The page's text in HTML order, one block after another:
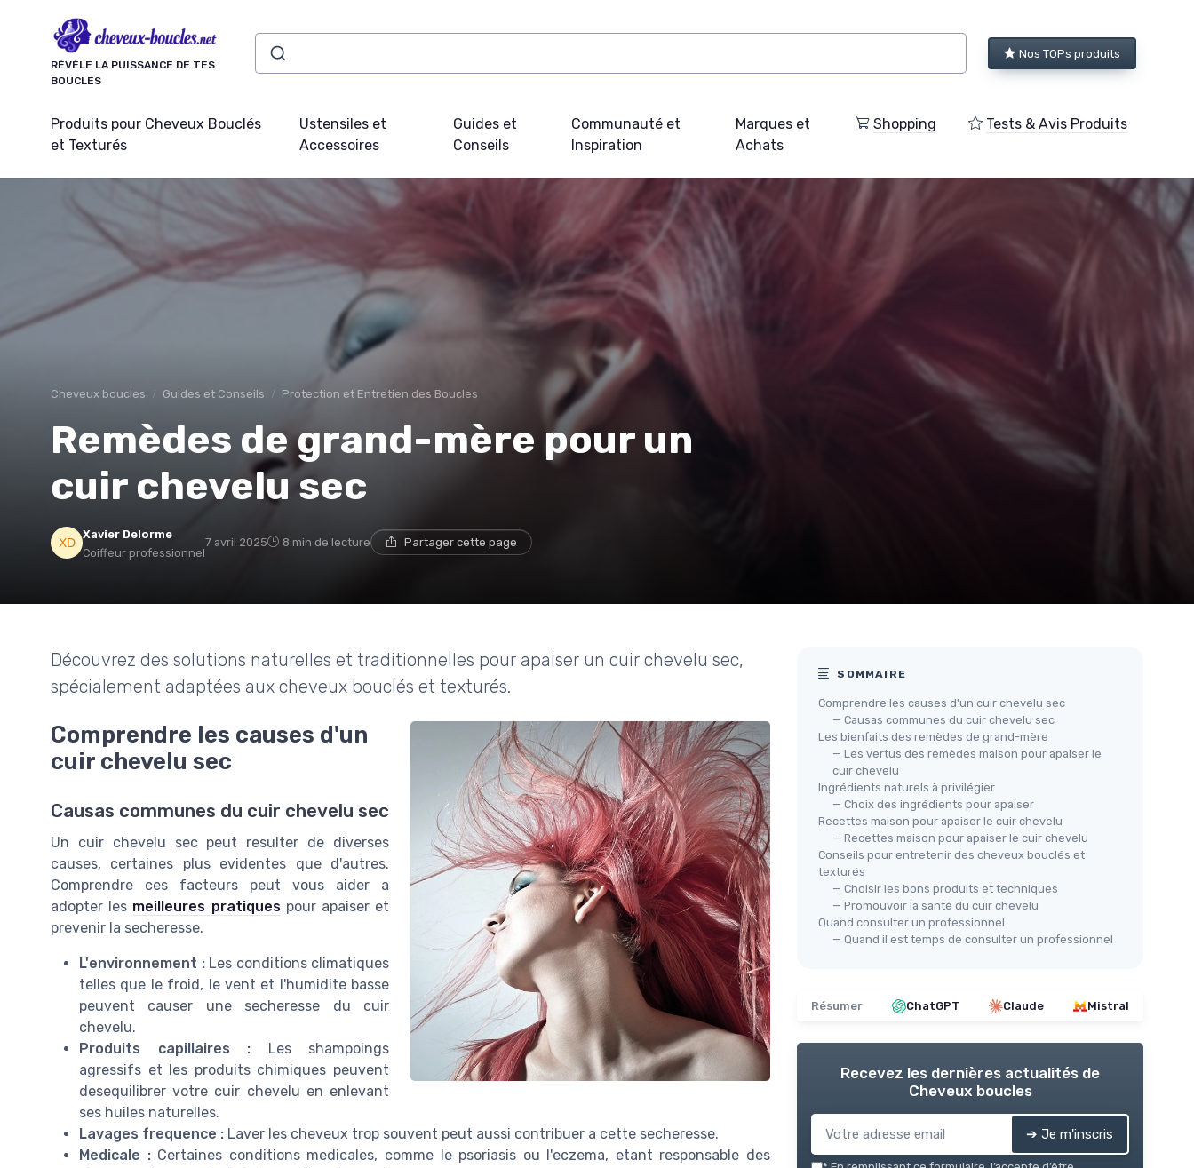
RÉVÈLE LA PUISSANCE DE TES
BOUCLES
Nos TOPs produits
Produits pour Cheveux Bouclés
et Texturés
Ustensiles et
Accessoires
Guides et
Conseils
Communauté et
Inspiration
Marques et
Achats
Shopping Tests & Avis Produits
Cheveux boucles Guides et Conseils Protection et Entretien des Boucles
Remèdes de grand-mère pour un
cuir chevelu sec
Xavier Delorme
Coiffeur professionnel
7 avril 2025 8 min de lecture Partager cette page
Découvrez des solutions naturelles et traditionnelles pour apaiser un cuir chevelu sec,
spécialement adaptées aux cheveux bouclés et texturés.
Comprendre les causes d'un
cuir chevelu sec
Causas communes du cuir chevelu sec
Un cuir chevelu sec peut resulter de diverses
causes, certaines plus evidentes que d'autres.
Comprendre ces facteurs peut vous aider a
adopter les meilleures pratiquespour apaiser et
prevenir la secheresse.
L'environnement :Les conditions climatiques
telles que le froid, le vent et l'humidite basse
peuvent causer une secheresse du cuir
chevelu.
Produits capillaires : Les shampoings
agressifs et les produits chimiques peuvent
desequilibrer votre cuir chevelu en enlevant
ses huiles naturelles.
Lavages frequence : Laver les cheveux trop souvent peut aussi contribuer a cette secheresse.
Medicale :Certaines conditions medicales, comme le psoriasis ou l'eczema, etant responsable des
SOMMAIRE
Comprendre les causes d'un cuir chevelu sec
— Causas communes du cuir chevelu sec
Les bienfaits des remèdes de grand-mère
— Les vertus des remèdes maison pour apaiser le
cuir chevelu
Ingrédients naturels à privilégier
— Choix des ingrédients pour apaiser
Recettes maison pour apaiser le cuir chevelu
— Recettes maison pour apaiser le cuir chevelu
Conseils pour entretenir des cheveux bouclés et
texturés
— Choisir les bons produits et techniques
— Promouvoir la santé du cuir chevelu
Quand consulter un professionnel
— Quand il est temps de consulter un professionnel
Résumer ChatGPT Claude Mistral
Recevez les dernières actualités de
Cheveux boucles
➔ Je m'inscris